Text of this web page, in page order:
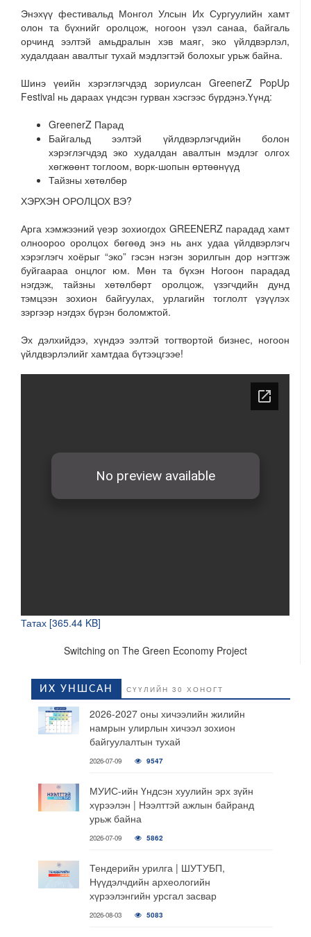
Энэхүү фестивальд Монгол Улсын Их Сургуулийн хамт
олон та бүхнийг оролцож, ногоон үзэл санаа, байгаль
орчинд ээлтэй амьдралын хэв маяг, эко үйлдвэрлэл,
худалдаан авалтыг тухай мэдлэгтэй болохыг урьж байна.
Шинэ үеийн хэрэглэгчдэд зориулсан GreenerZ PopUp
Festival нь дараах үндсэн гурван хэсгээс бүрдэнэ.Үүнд:
GreenerZ Парад
Байгальд ээлтэй үйлдвэрлэгчдийн болон
хэрэглэгчдэд эко худалдан авалтын мэдлэг олгох
хөгжөөнт тоглоом, ворк-шопын өртөөнүүд
Тайзны хөтөлбөр
ХЭРХЭН ОРОЛЦОХ ВЭ?
Арга хэмжээний үеэр зохиогдох GREENERZ парадад хамт
олноороо оролцох бөгөөд энэ нь анх удаа үйлдвэрлэгч
хэрэглэгч хоёрыг “эко” гэсэн нэгэн зорилгын дор нэгтгэж
буйгаараа онцлог юм. Мөн та бүхэн Ногоон парадад
нэгдэж, тайзны хөтөлбөрт оролцож, үзэгчдийн дунд
тэмцээн зохион байгуулах, урлагийн тоглолт үзүүлэх
зэргээр нэгдэх бүрэн боломжтой.
Эх дэлхийдээ, хүндээ ээлтэй тогтвортой бизнес, ногоон
үйлдвэрлэлийг хамтдаа бүтээцгээе!
Татах [365.44 KB]
Switching on The Green Economy Project
ИХ УНШСАН СҮҮЛИЙН 30 ХОНОГТ
2026-2027 оны хичээлийн жилийн
намрын улирлын хичээл зохион
байгуулалтын тухай
2026-07-09 9547
МУИС-ийн Үндсэн хуулийн эрх зүйн
хүрээлэн | Нээлттэй ажлын байранд
урьж байна
2026-07-09 5862
Тендерийн урилга | ШУТУБП,
Нүүдэлчдийн археологийн
хүрээлэнгийн урсгал засвар
2026-08-03 5083